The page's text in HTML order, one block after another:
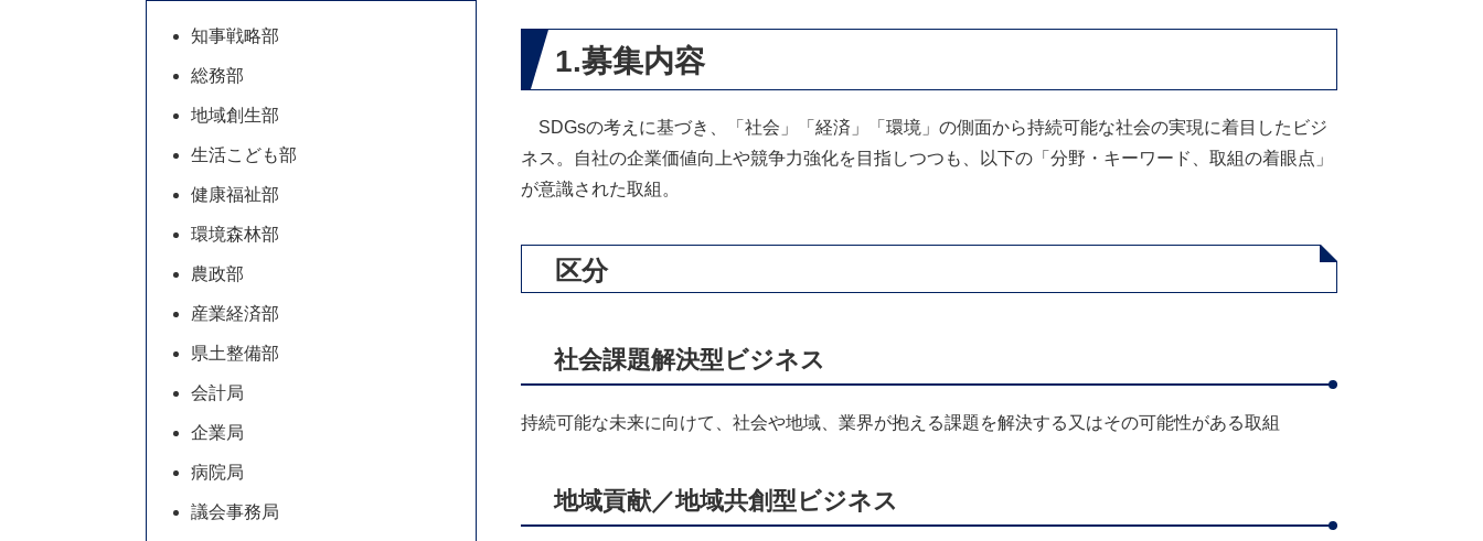
1.募集内容
SDGsの考えに基づき、「社会」「経済」「環境」の側面から持続可能な社会の実現に着目したビジ
ネス。自社の企業価値向上や競争力強化を目指しつつも、以下の「分野・キーワード、取組の着眼点」
が意識された取組。
区分
社会課題解決型ビジネス
持続可能な未来に向けて、社会や地域、業界が抱える課題を解決する又はその可能性がある取組
地域貢献／地域共創型ビジネス
知事戦略部
総務部
地域創生部
生活こども部
健康福祉部
環境森林部
農政部
産業経済部
県土整備部
会計局
企業局
病院局
議会事務局